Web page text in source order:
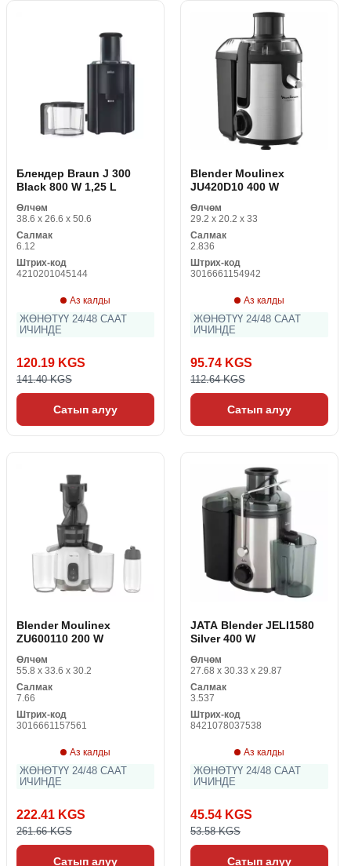
Блендер Braun J 300
Black 800 W 1,25 L
Өлчөм
38.6 x 26.6 x 50.6
Салмак
6.12
Штрих-код
4210201045144
Аз калды
ЖӨНӨТҮҮ 24/48 СААТ
ИЧИНДЕ
120.19 KGS
141.40 KGS
Сатып алуу
Blender Moulinex
JU420D10 400 W
Өлчөм
29.2 x 20.2 x 33
Салмак
2.836
Штрих-код
3016661154942
Аз калды
ЖӨНӨТҮҮ 24/48 СААТ
ИЧИНДЕ
95.74 KGS
112.64 KGS
Сатып алуу
Blender Moulinex
ZU600110 200 W
Өлчөм
55.8 x 33.6 x 30.2
Салмак
7.66
Штрих-код
3016661157561
Аз калды
ЖӨНӨТҮҮ 24/48 СААТ
ИЧИНДЕ
222.41 KGS
261.66 KGS
Сатып алуу
JATA Blender JELI1580
Silver 400 W
Өлчөм
27.68 x 30.33 x 29.87
Салмак
3.537
Штрих-код
8421078037538
Аз калды
ЖӨНӨТҮҮ 24/48 СААТ
ИЧИНДЕ
45.54 KGS
53.58 KGS
Сатып алуу